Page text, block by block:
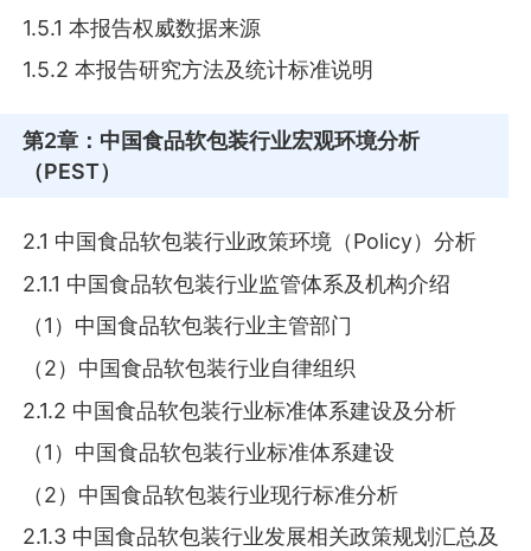
1.5.1 本报告权威数据来源
1.5.2 本报告研究方法及统计标准说明
第2章 ：中国食品软包装行业宏观环境分析
（PEST）
2.1 中国食品软包装行业政策环境（Policy）分析
2.1.1 中国食品软包装行业监管体系及机构介绍
（1）中国食品软包装行业主管部门
（2）中国食品软包装行业自律组织
2.1.2 中国食品软包装行业标准体系建设及分析
（1）中国食品软包装行业标准体系建设
（2）中国食品软包装行业现行标准分析
2.1.3 中国食品软包装行业发展相关政策规划汇总及